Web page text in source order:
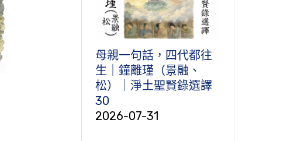
母親一句話，四代都往
生｜鐘離瑾（景融、
松）｜淨土聖賢錄選譯
30
2026-07-31